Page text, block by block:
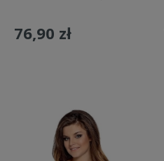
76,90 zł